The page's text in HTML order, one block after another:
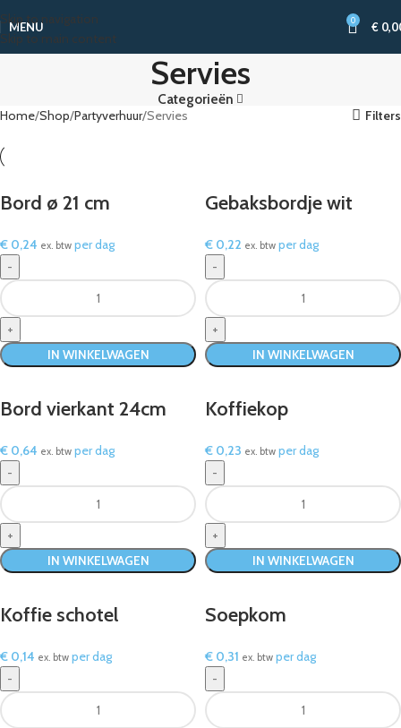
Skip to navigation
Skip to main content
MENU 0 €
Servies
Categorieën
Home Shop Partyverhuur Servies Filters
Bord ø 21 cm
€ 0,24 ex. btw per dag
IN WINKELWAGEN
Gebaksbordje wit
€ 0,22 ex. btw per dag
IN WINKELWAGEN
Bord vierkant 24cm
€ 0,64 ex. btw per dag
IN WINKELWAGEN
Koffiekop
€ 0,23 ex. btw per dag
IN WINKELWAGEN
Koffie schotel
€ 0,14 ex. btw per dag
Soepkom
€ 0,31 ex. btw per dag